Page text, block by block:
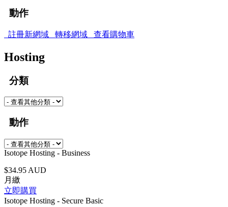
動作
註冊新網域 轉移網域 查看購物車
Hosting
分類
動作
Isotope Hosting - Business
$34.95 AUD
月繳
立即購買
Isotope Hosting - Secure Basic